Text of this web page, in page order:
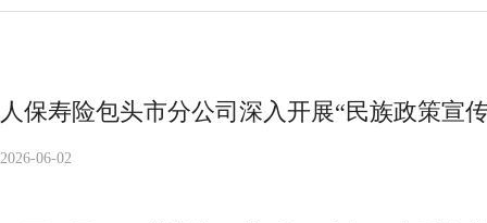
人保寿险包头市分公司深入开展“民族政策宣
2026-06-02